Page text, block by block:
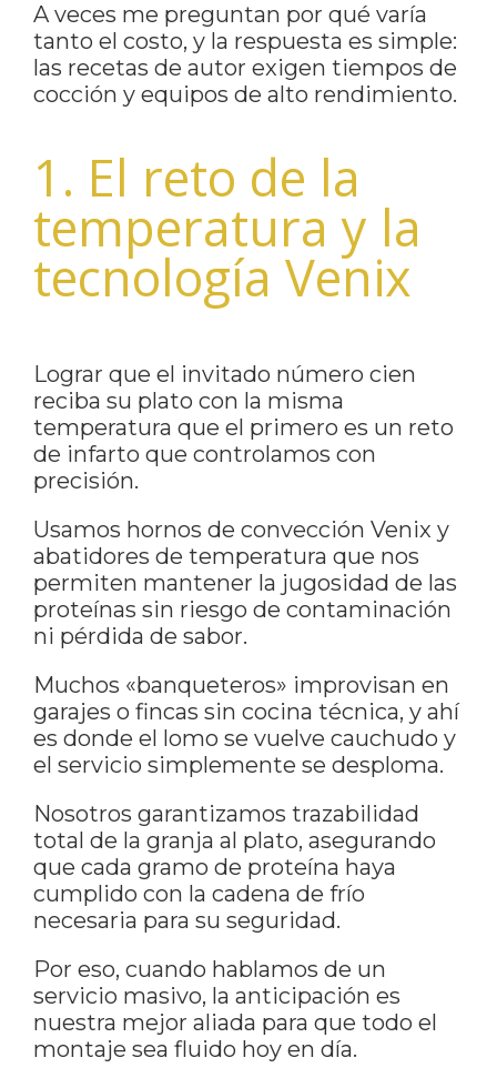
A veces me preguntan por qué varía
tanto el costo, y la respuesta es simple:
las recetas de autor exigen tiempos de
cocción y equipos de alto rendimiento.
1. El reto de la
temperatura y la
tecnología Venix
Lograr que el invitado número cien
reciba su plato con la misma
temperatura que el primero es un reto
de infarto que controlamos con
precisión.
Usamos hornos de convección Venix y
abatidores de temperatura que nos
permiten mantener la jugosidad de las
proteínas sin riesgo de contaminación
ni pérdida de sabor.
Muchos «banqueteros» improvisan en
garajes o fincas sin cocina técnica, y ahí
es donde el lomo se vuelve cauchudo y
el servicio simplemente se desploma.
Nosotros garantizamos trazabilidad
total de la granja al plato, asegurando
que cada gramo de proteína haya
cumplido con la cadena de frío
necesaria para su seguridad.
Por eso, cuando hablamos de un
servicio masivo, la anticipación es
nuestra mejor aliada para que todo el
montaje sea fluido hoy en día.